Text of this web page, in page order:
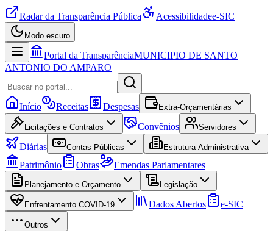
Radar da Transparência Pública Acessibilidadee-SIC
Modo escuro
Portal da TransparênciaMUNICIPIO DE SANTO
ANTONIO DO AMPARO
Início Receitas Despesas Extra-Orçamentárias
Licitações e Contratos Convênios Servidores
Diárias Contas Públicas Estrutura Administrativa
Patrimônio Obras Emendas Parlamentares
Planejamento e Orçamento Legislação
Enfrentamento COVID-19 Dados Abertos e-SIC
Outros